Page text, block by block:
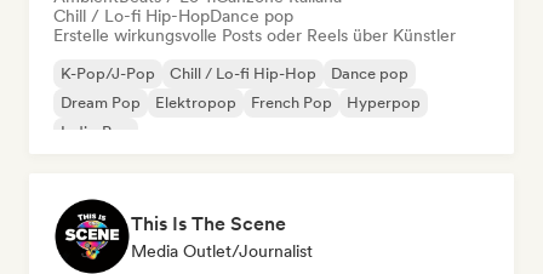
Chill / Lo-fi Hip-HopDance pop
Erstelle wirkungsvolle Posts oder Reels über Künstler
K-Pop/J-Pop Chill / Lo-fi Hip-Hop
Dance pop
Dream Pop
Elektropop French Pop
Hyperpop
Indie-Pop
This Is The Scene
Media Outlet/Journalist